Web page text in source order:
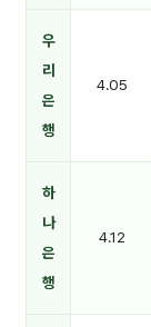
우
리
은
행
4.05
하
나
은
행
4.12